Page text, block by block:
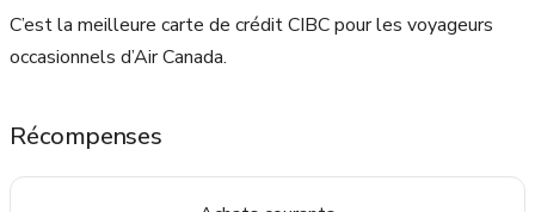
C’est la meilleure carte de crédit CIBC pour les voyageurs
occasionnels d’Air Canada.
Récompenses